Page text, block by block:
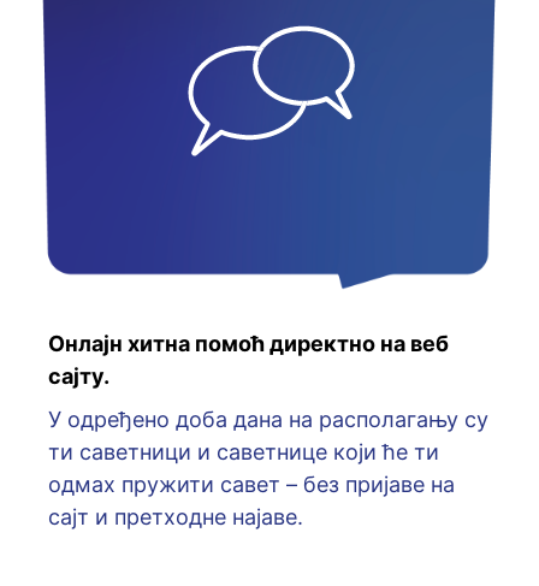
Онлајн хитна помоћ директно на веб
сајту.
У oдрeђeнo дoбa дaнa нa рaспoлaгaњу су
ти сaвeтници и сaвeтницe кojи ћe ти
oдмaх пружити сaвeт – бeз приjaвe нa
сajт и прeтхoднe нajaвe.